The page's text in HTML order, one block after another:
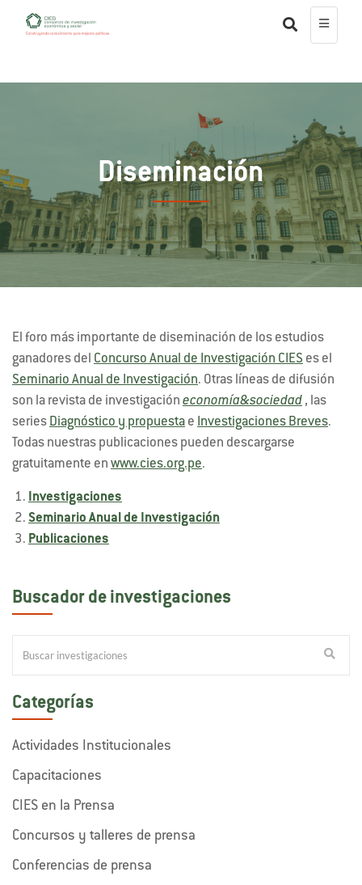
Diseminación
El foro más importante de diseminación de los estudios
ganadores del Concurso Anual de Investigación CIES es el
Seminario Anual de Investigación. Otras líneas de difusión
son la revista de investigación economía&sociedad , las
series Diagnóstico y propuesta e Investigaciones Breves.
Todas nuestras publicaciones pueden descargarse
gratuitamente en www.cies.org.pe.
Investigaciones
Seminario Anual de Investigación
Publicaciones
Buscador de investigaciones
Categorías
Actividades Institucionales
Capacitaciones
CIES en la Prensa
Concursos y talleres de prensa
Conferencias de prensa